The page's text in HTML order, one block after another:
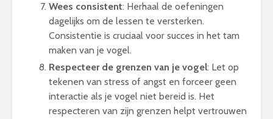
Wees consistent: Herhaal de oefeningen
dagelijks om de lessen te versterken.
Consistentie is cruciaal voor succes in het tam
maken van je vogel.
Respecteer de grenzen van je vogel: Let op
tekenen van stress of angst en forceer geen
interactie als je vogel niet bereid is. Het
respecteren van zijn grenzen helpt vertrouwen